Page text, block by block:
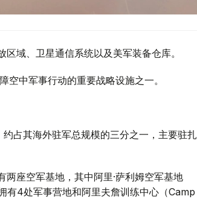
域、卫星通信系统以及美军装备仓库。
空中军事行动的重要战略设施之一。
占其海外驻军总规模的三分之一，主要驻扎
座空军基地，其中阿里·萨利姆空军基地
有4处军事营地和阿里夫詹训练中心（Camp